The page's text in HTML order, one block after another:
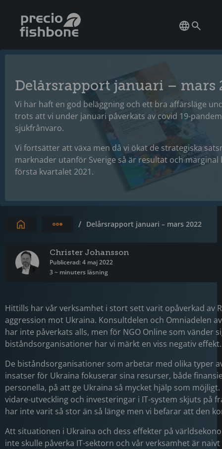
Delårsrapport januari – mars
Vi har haft en god beläggning och ett bra affärsläge
trots att vi under januari påverkats av covid 19-
sjukfrånvaro.
Vi fortsätter att växa men då vi ökat de strategiska
marknader utanför Sverige så är resultat och marginal
första kvartalet 2021.
Expandera brödsmulor
/ Delårsrapport januari – mars 2022
Christer Johansson
Publicerad: 4 maj 2022
3 ~ minuters läsning
Hittills har vår verksamhet i stort sett varit opåverkad av
aggression mot Ukraina. Konsultdelen och Omniadelen
har inte påverkats alls, men för NGO Online som vänder
biståndsorganisationer har vi märkt en viss negativ effekt.
De biståndsorganisationer som arbetar med olika typer
insatser för Ukraina fokuserar sina resurser, både
personella, på att ge Ukraina så mycket hjälp som
vidare-utveckling och investeringar i IT-system skjuts på
har inte varit så stor än så länge men vi befarar att den
Att situationen i Ukraina och dess effekter på
inte skulle påverka IT-sektorn och vår verksamhet är